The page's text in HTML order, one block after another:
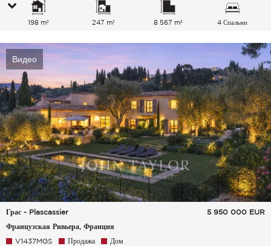
198 m² 247 m² 8 567 m² 4 Спальни
Видео
Грас - Plascassier
Французская Ривьера, Франция
5 950 000 EUR
V1437MGS Продажа Дом